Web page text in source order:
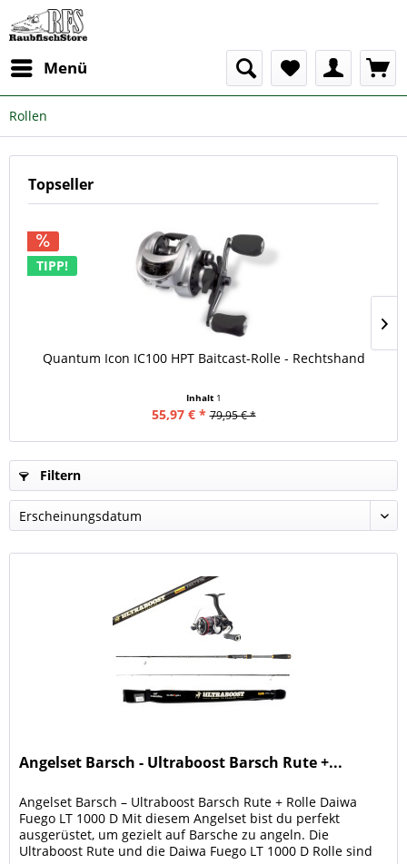
Menü
Rollen
Topseller
TIPP!
Quantum Icon IC100 HPT Baitcast-Rolle - Rechtshand
Inhalt 1
55,97 € * 79,95 € *
Filtern
Angelset Barsch - Ultraboost Barsch Rute +...
Angelset Barsch – Ultraboost Barsch Rute + Rolle Daiwa
Fuego LT 1000 D Mit diesem Angelset bist du perfekt
ausgerüstet, um gezielt auf Barsche zu angeln. Die
Ultraboost Rute und die Daiwa Fuego LT 1000 D Rolle sind